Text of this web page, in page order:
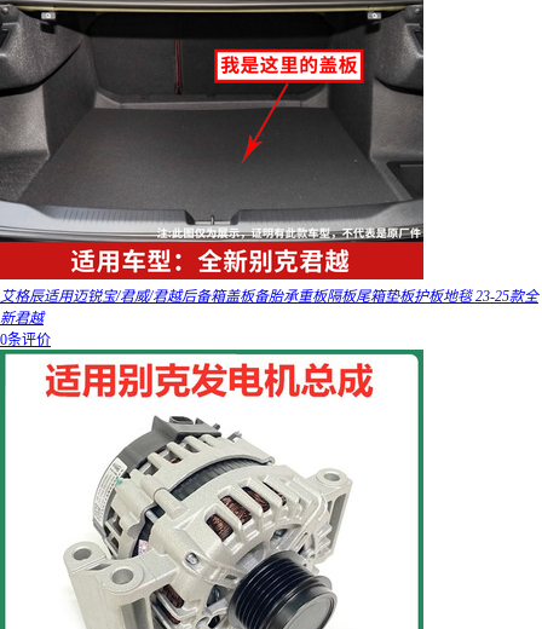
艾格辰适用迈锐宝/君威/君越后备箱盖板备胎承重板隔板尾箱垫板护板地毯 23-25款全
新君越
0条评价